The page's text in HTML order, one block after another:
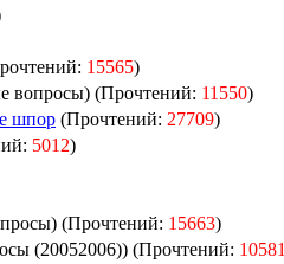
15565)
вопросы) (Прочтений: 11550)
шпор (Прочтений: 27709)
5012)
(Прочтений: 15663)
(20052006)) (Прочтений: 10581